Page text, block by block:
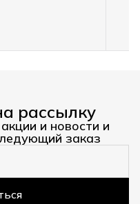
рассылку
и новости и
заказ